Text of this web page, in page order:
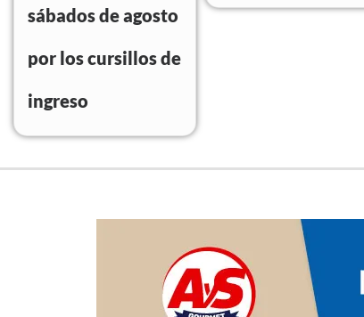
sábados de agosto
por los cursillos de
ingreso